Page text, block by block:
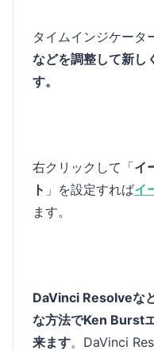
タイムインジケータ
などを調整して新し
す。
右クリックして「イ
ト 」を設定すればイ
ます。
DaVinci Resolveな
な方法でKen Burst
来ます。DaVinci